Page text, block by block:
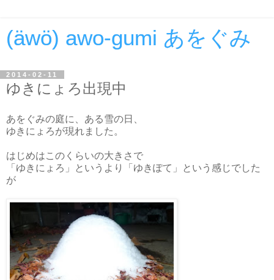
(äwö) awo-gumi あをぐみ
2014-02-11
ゆきにょろ出現中
あをぐみの庭に、ある雪の日、
ゆきにょろが現れました。
はじめはこのくらいの大きさで
「ゆきにょろ」というより「ゆきぽて」という感じでした
が